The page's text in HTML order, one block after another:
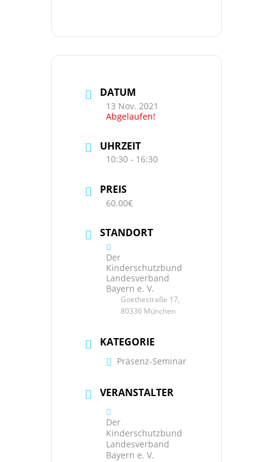
DATUM
13 Nov. 2021
Abgelaufen!
UHRZEIT
10:30 - 16:30
PREIS
60.00€
STANDORT
Der
Kinderschutzbund
Landesverband
Bayern e. V.
Goethestraße 17,
80336 München
KATEGORIE
Präsenz-Seminar
VERANSTALTER
Der
Kinderschutzbund
Landesverband
Bayern e. V.